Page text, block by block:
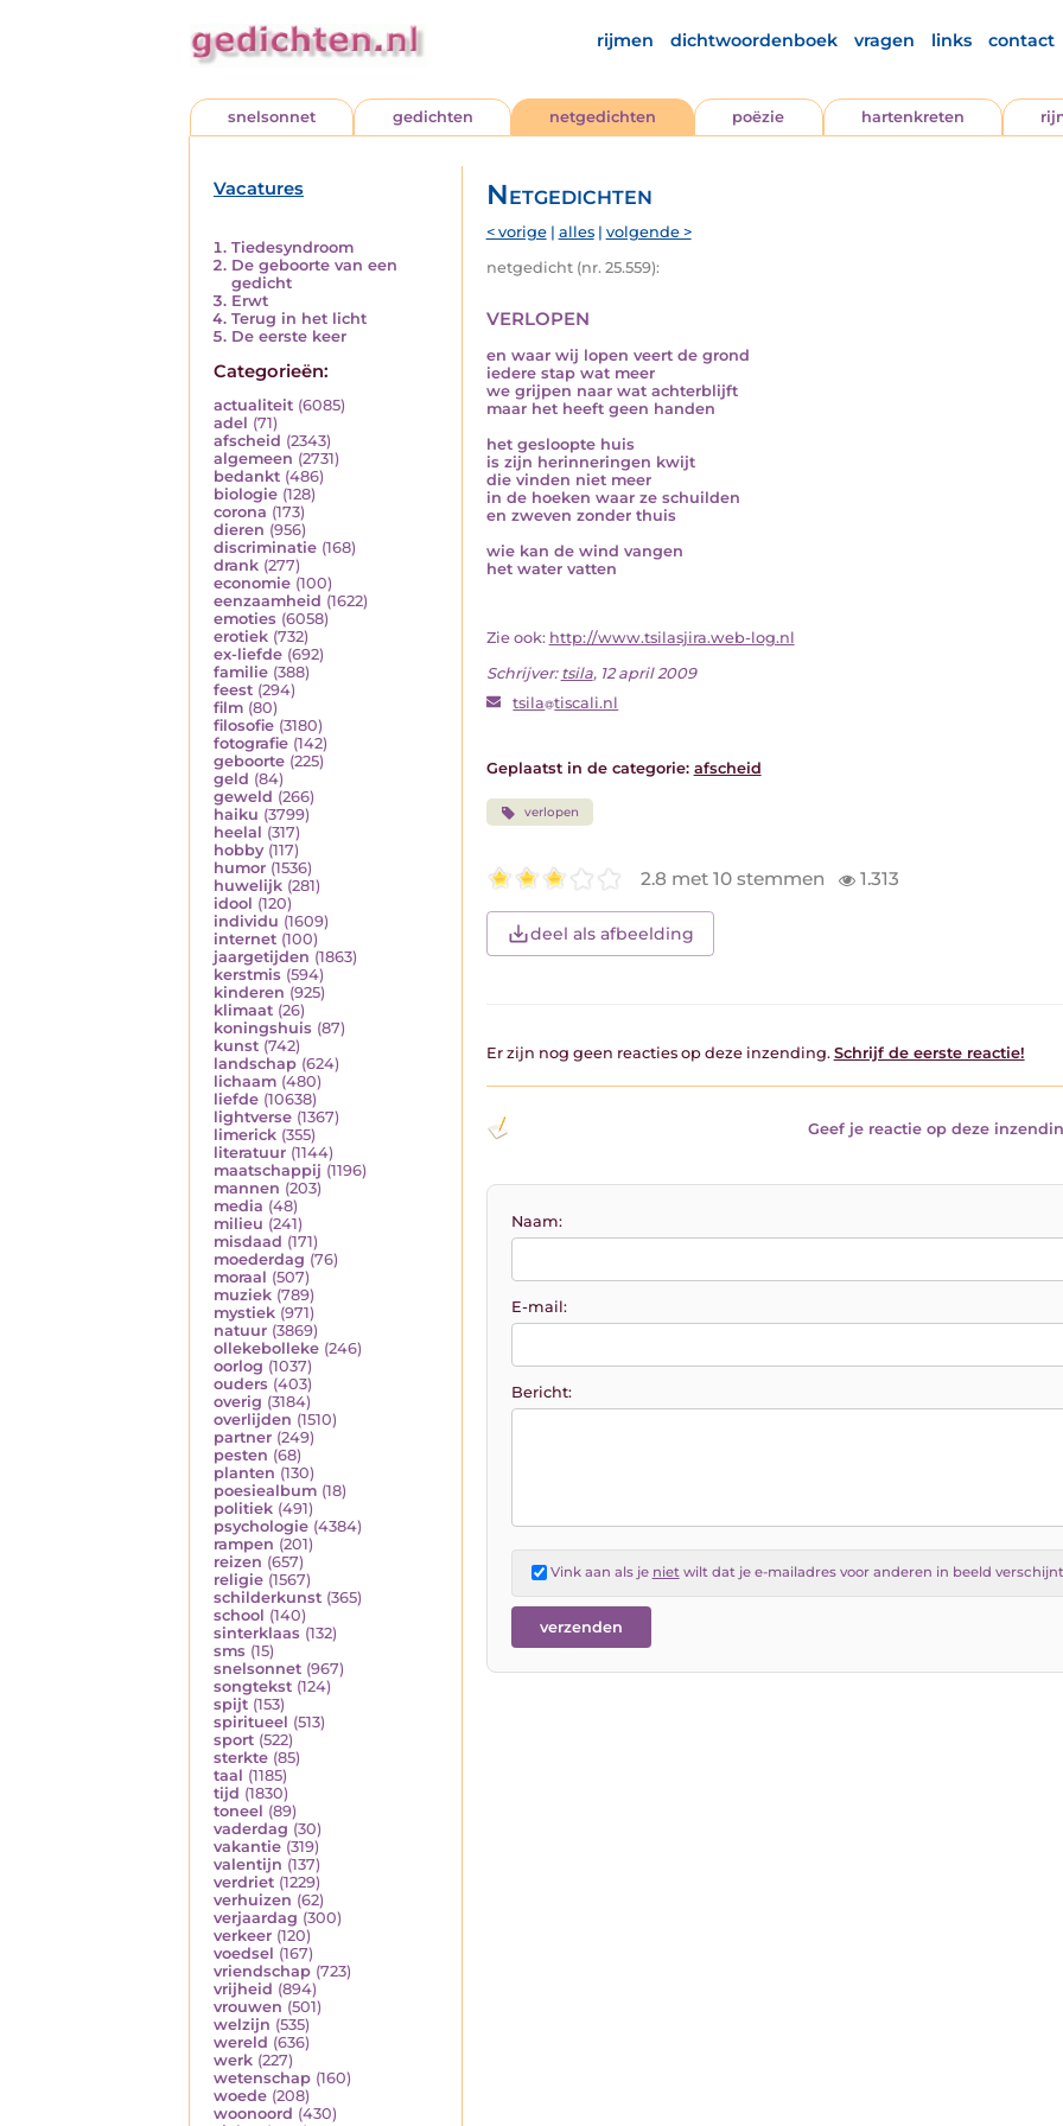
rijmen dichtwoordenboek vragen links contact
snelsonnet gedichten netgedichten poëzie hartenkreten
Vacatures
Tiedesyndroom
De geboorte van een
gedicht
Erwt
Terug in het licht
De eerste keer
Categorieën:
actualiteit (6085)
adel (71)
afscheid (2343)
algemeen (2731)
bedankt (486)
biologie (128)
corona (173)
dieren (956)
discriminatie (168)
drank (277)
economie (100)
eenzaamheid (1622)
emoties (6058)
erotiek (732)
ex-liefde (692)
familie (388)
feest (294)
film (80)
filosofie (3180)
fotografie (142)
geboorte (225)
geld (84)
geweld (266)
haiku (3799)
heelal (317)
hobby (117)
humor (1536)
huwelijk (281)
idool (120)
individu (1609)
internet (100)
jaargetijden (1863)
kerstmis (594)
kinderen (925)
klimaat (26)
koningshuis (87)
kunst (742)
landschap (624)
lichaam (480)
liefde (10638)
lightverse (1367)
limerick (355)
literatuur (1144)
maatschappij (1196)
mannen (203)
media (48)
milieu (241)
misdaad (171)
moederdag (76)
moraal (507)
muziek (789)
mystiek (971)
natuur (3869)
ollekebolleke (246)
oorlog (1037)
ouders (403)
overig (3184)
overlijden (1510)
partner (249)
pesten (68)
planten (130)
poesiealbum (18)
politiek (491)
psychologie (4384)
rampen (201)
reizen (657)
religie (1567)
schilderkunst (365)
school (140)
sinterklaas (132)
sms (15)
snelsonnet (967)
songtekst (124)
spijt (153)
spiritueel (513)
sport (522)
sterkte (85)
taal (1185)
tijd (1830)
toneel (89)
vaderdag (30)
vakantie (319)
valentijn (137)
verdriet (1229)
verhuizen (62)
verjaardag (300)
verkeer (120)
voedsel (167)
vriendschap (723)
vrijheid (894)
vrouwen (501)
welzijn (535)
wereld (636)
werk (227)
wetenschap (160)
woede (208)
woonoord (430)
Netgedichten
< vorige| alles| volgende >
netgedicht (nr. 25.559):
verlopen
en waar wij lopen veert de grond
iedere stap wat meer
we grijpen naar wat achterblijft
maar het heeft geen handen
het gesloopte huis
is zijn herinneringen kwijt
die vinden niet meer
in de hoeken waar ze schuilden
en zweven zonder thuis
wie kan de wind vangen
het water vatten
Zie ook: http://www.tsilasjira.web-log.nl
Schrijver: tsila, 12 april 2009
tsila tiscali.nl
Geplaatst in de categorie: afscheid
verlopen
2.8 met 10 stemmen 1.313
deel als afbeelding
Er zijn nog geen reacties op deze inzending. Schrijf de eerste reactie!
Geef je reactie op deze
Naam:
E-mail:
Bericht:
Vink aan als je nietwilt dat je e-mailadres voor anderen in beeld verschijnt